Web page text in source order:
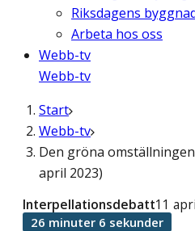
Riksdagens
Arbeta hos oss
Webb-tv
Webb-tv
Start
Webb-tv
Den gröna
april 2023)
Interpellationsdebatt11
26 minuter 6 sekunder